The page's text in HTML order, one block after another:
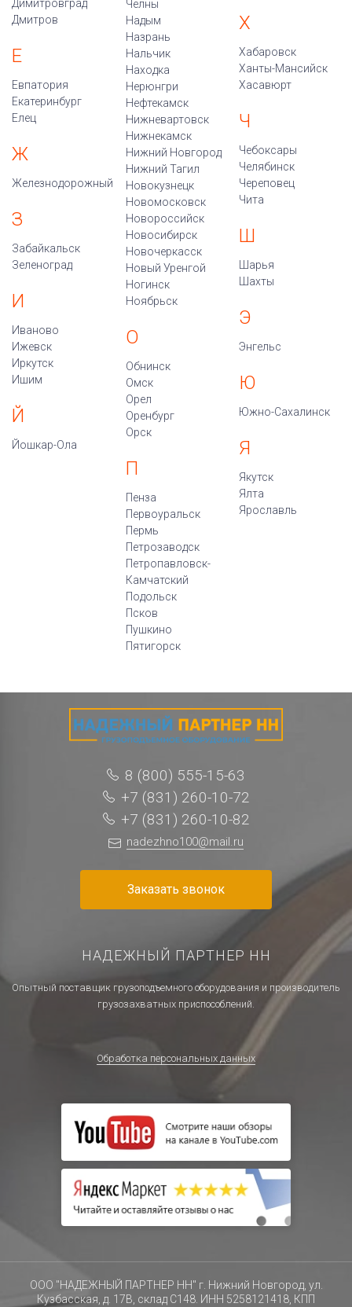
Димитровград
Дмитров
Е
Евпатория
Екатеринбург
Елец
Ж
Железнодорожный
З
Забайкальск
Зеленоград
И
Иваново
Ижевск
Иркутск
Ишим
Й
Йошкар-Ола
Челны
Надым
Назрань
Нальчик
Находка
Нерюнгри
Нефтекамск
Нижневартовск
Нижнекамск
Нижний Новгород
Нижний Тагил
Новокузнецк
Новомосковск
Новороссийск
Новосибирск
Новочеркасск
Новый Уренгой
Ногинск
Ноябрьск
О
Обнинск
Омск
Орел
Оренбург
Орск
П
Пенза
Первоуральск
Пермь
Петрозаводск
Петропавловск-
Камчатский
Подольск
Псков
Пушкино
Пятигорск
Х
Хабаровск
Ханты-Мансийск
Хасавюрт
Ч
Чебоксары
Челябинск
Череповец
Чита
Ш
Шарья
Шахты
Э
Энгельс
Ю
Южно-Сахалинск
Я
Якутск
Ялта
Ярославль
8 (800) 555-15-63
+7 (831) 260-10-72
+7 (831) 260-10-82
nadezhno100@mail.ru
Заказать звонок
НАДЕЖНЫЙ ПАРТНЕР НН
Опытный поставщик грузоподъемного оборудования и производитель
грузозахватных приспособлений.
Обработка персональных данных
ООО "НАДЕЖНЫЙ ПАРТНЕР НН" г. Нижний Новгород, ул.
Кузбасская, д. 17В, склад С148. ИНН 5258121418, КПП